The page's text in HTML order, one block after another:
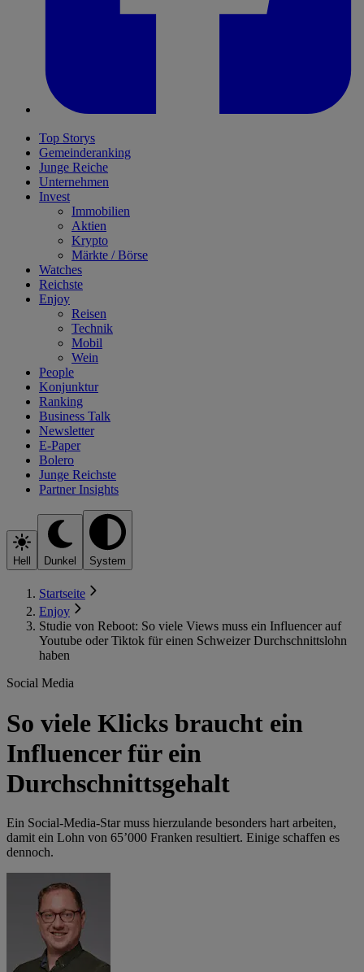
Top Storys
Gemeinderanking
Junge Reiche
Unternehmen
Invest
Immobilien
Aktien
Krypto
Märkte / Börse
Watches
Reichste
Enjoy
Reisen
Technik
Mobil
Wein
People
Konjunktur
Ranking
Business Talk
Newsletter
E-Paper
Bolero
Junge Reichste
Partner Insights
Hell Dunkel System
Startseite
Enjoy
Studie von Reboot: So viele Views muss ein Influencer auf
Youtube oder Tiktok für einen Schweizer Durchschnittslohn
haben
Social Media
So viele Klicks braucht ein
Influencer für ein
Durchschnittsgehalt
Ein Social-Media-Star muss hierzulande besonders hart arbeiten,
damit ein Lohn von 65’000 Franken resultiert. Einige schaffen es
dennoch.